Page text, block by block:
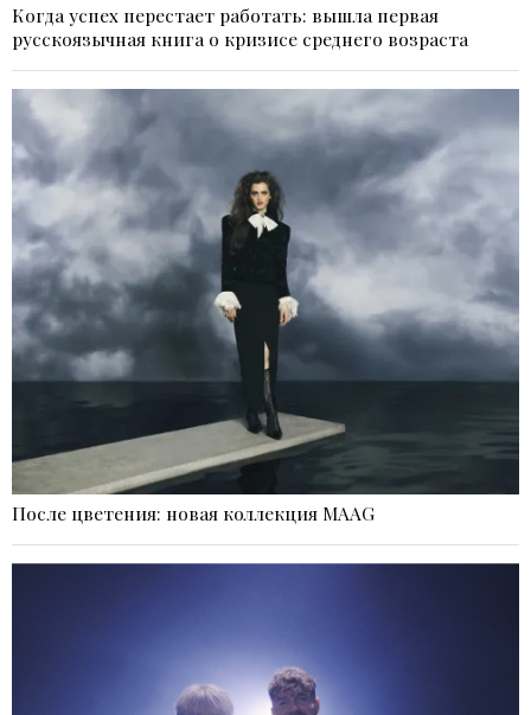
Когда успех перестает работать: вышла первая
русскоязычная книга о кризисе среднего возраста
После цветения: новая коллекция MAAG